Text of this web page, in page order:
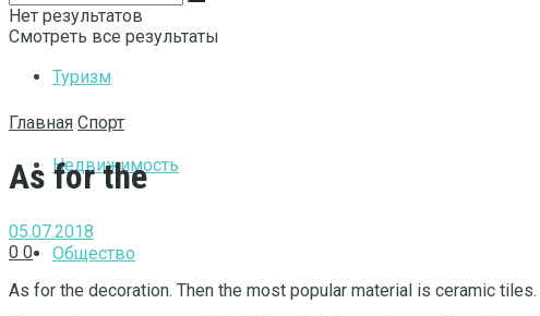
Туризм
Недвижимость
Общество
Нет результатов
Смотреть все результаты
Главная Спорт
As for the
05.07.2018
0 0
As for the decoration. Then the most popular material is ceramic tiles.